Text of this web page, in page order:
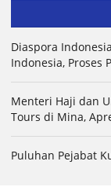
Diaspora
Indonesia, Proses
Menteri Haji dan
Tours di Mina,
Puluhan Pejabat